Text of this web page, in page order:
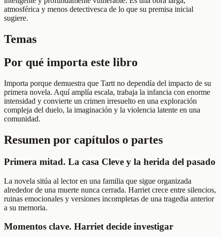
atmosférica y menos detectivesca de lo que su premisa inicial
sugiere.
Temas
Por qué importa este libro
Importa porque demuestra que Tartt no dependía del impacto de su
primera novela. Aquí amplía escala, trabaja la infancia con enorme
intensidad y convierte un crimen irresuelto en una exploración
compleja del duelo, la imaginación y la violencia latente en una
comunidad.
Resumen por capítulos o partes
Primera mitad. La casa Cleve y la herida del pasado
La novela sitúa al lector en una familia que sigue organizada
alrededor de una muerte nunca cerrada. Harriet crece entre silencios,
ruinas emocionales y versiones incompletas de una tragedia anterior
a su memoria.
Momentos clave. Harriet decide investigar